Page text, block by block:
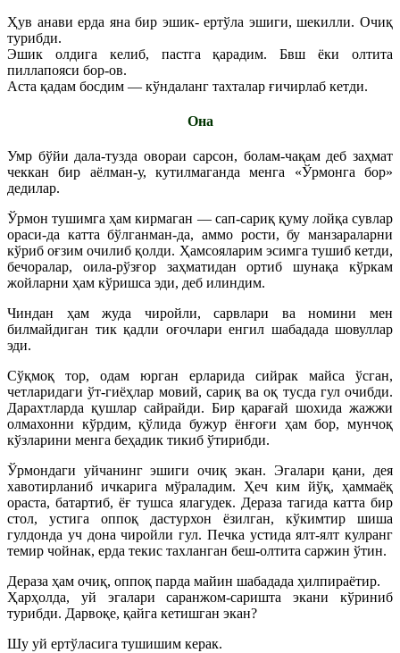
Ҳув анави ерда яна бир эшик- ертўла эшиги, шекилли. Очиқ
турибди.
Эшик олдига келиб, пастга қарадим. Бвш ёки олтита
пиллапояси бор-ов.
Аста қадам босдим — кўндаланг тахталар ғичирлаб кетди.
Она
Умр бўйи дала-тузда овораи сарсон, болам-чақам деб заҳмат
чеккан бир аёлман-у, кутилмаганда менга «Ўрмонга бор»
дедилар.
Ўрмон тушимга ҳам кирмаган — сап-сариқ қуму лойқа сувлар
ораси-да катта бўлганман-да, аммо рости, бу манзараларни
кўриб оғзим очилиб қолди. Ҳамсояларим эсимга тушиб кетди,
бечоралар, оила-рўзғор заҳматидан ортиб шунақа кўркам
жойларни ҳам кўришса эди, деб илиндим.
Чиндан ҳам жуда чиройли, сарвлари ва номини мен
билмайдиган тик қадли оғочлари енгил шабадада шовуллар
эди.
Сўқмоқ тор, одам юрган ерларида сийрак майса ўсган,
четларидаги ўт-гиёҳлар мовий, сариқ ва оқ тусда гул очибди.
Дарахтларда қушлар сайрайди. Бир қарағай шохида жажжи
олмахонни кўрдим, қўлида бужур ёнғоғи ҳам бор, мунчоқ
кўзларини менга беҳадик тикиб ўтирибди.
Ўрмондаги уйчанинг эшиги очиқ экан. Эгалари қани, дея
хавотирланиб ичкарига мўраладим. Ҳеч ким йўқ, ҳаммаёқ
ораста, батартиб, ёғ тушса ялагудек. Дераза тагида катта бир
стол, устига оппоқ дастурхон ёзилган, кўкимтир шиша
гулдонда уч дона чиройли гул. Печка устида ялт-ялт кулранг
темир чойнак, ерда текис тахланган беш-олтита саржин ўтин.
Дераза ҳам очиқ, оппоқ парда майин шабадада ҳилпираётир.
Ҳарҳолда, уй эгалари саранжом-саришта экани кўриниб
турибди. Дарвоқе, қайга кетишган экан?
Шу уй ертўласига тушишим керак.